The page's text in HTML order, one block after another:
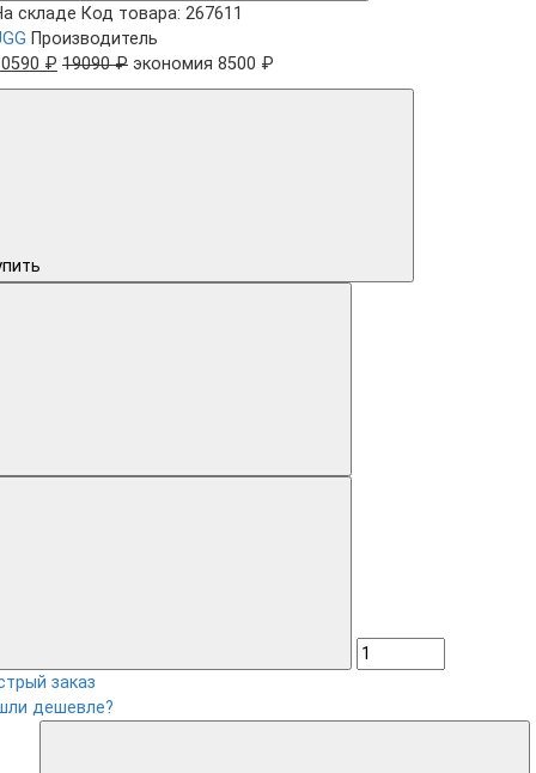
складе Код товара: 267611
Производитель
₽ 19090 ₽ экономия 8500 ₽
заказ
дешевле?